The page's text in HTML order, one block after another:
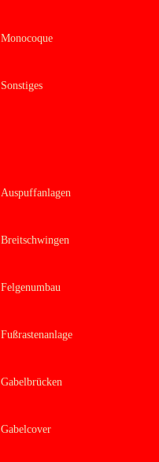
Monocoque
Sonstiges
Auspuffanlagen
Breitschwingen
Felgenumbau
Fußrastenanlage
Gabelbrücken
Gabelcover